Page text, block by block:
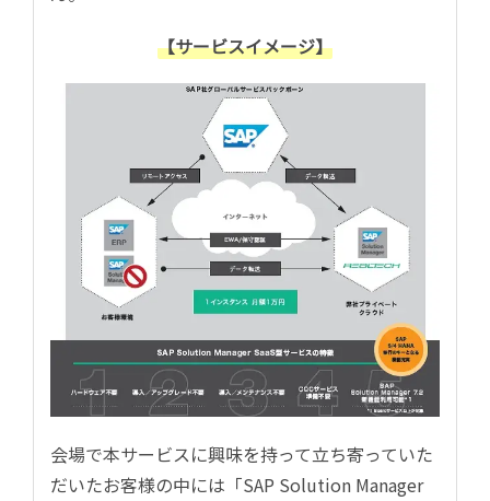
【サービスイメージ】
会場で本サービスに興味を持って立ち寄っていた
だいたお客様の中には「SAP Solution Manager